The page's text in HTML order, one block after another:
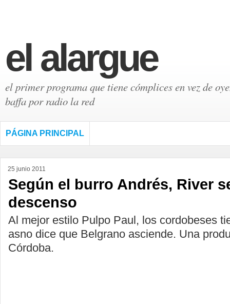
el alargue
el primer programa que tiene cómplices en vez de
baffa por radio la red
PÁGINA PRINCIPAL
25 junio 2011
Según el burro Andrés, River
descenso
Al mejor estilo Pulpo Paul, los cordobeses
asno dice que Belgrano asciende. Una
Córdoba.